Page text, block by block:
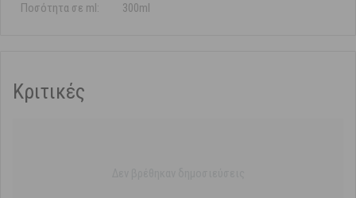
Ποσότητα σε ml: 300ml
Κριτικές